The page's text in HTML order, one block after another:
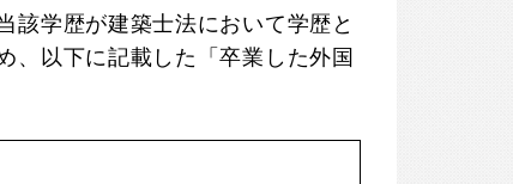
該学歴が建築士法において学歴と
、以下に記載した「卒業した外国